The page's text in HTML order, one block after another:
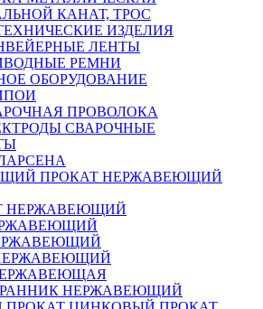
КАНАТ, ТРОС
ИЗДЕЛИЯ
ЛЕНТЫ
РЕМНИ
ОБОРУДОВАНИЕ
ПРОВОЛОКА
СВАРОЧНЫЕ
НЕРЖАВЕЮЩИЙ
НЕРЖАВЕЮЩИЙ
НЕРЖАВЕЮЩИЙ